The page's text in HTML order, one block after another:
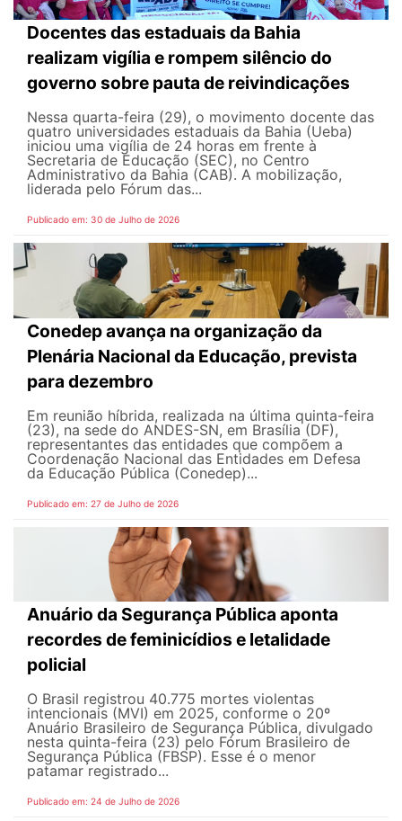
Docentes das estaduais da Bahia
realizam vigília e rompem silêncio do
governo sobre pauta de reivindicações
Nessa quarta-feira (29), o movimento docente das
quatro universidades estaduais da Bahia (Ueba)
iniciou uma vigília de 24 horas em frente à
Secretaria de Educação (SEC), no Centro
Administrativo da Bahia (CAB). A mobilização,
liderada pelo Fórum das...
Publicado em: 30 de Julho de 2026
Conedep avança na organização da
Plenária Nacional da Educação, prevista
para dezembro
Em reunião híbrida, realizada na última quinta-feira
(23), na sede do ANDES-SN, em Brasília (DF),
representantes das entidades que compõem a
Coordenação Nacional das Entidades em Defesa
da Educação Pública (Conedep)...
Publicado em: 27 de Julho de 2026
Anuário da Segurança Pública aponta
recordes de feminicídios e letalidade
policial
O Brasil registrou 40.775 mortes violentas
intencionais (MVI) em 2025, conforme o 20º
Anuário Brasileiro de Segurança Pública, divulgado
nesta quinta-feira (23) pelo Fórum Brasileiro de
Segurança Pública (FBSP). Esse é o menor
patamar registrado...
Publicado em: 24 de Julho de 2026